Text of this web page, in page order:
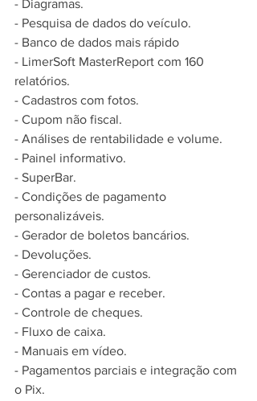
- Diagramas.
- Pesquisa de dados do veículo.
- Banco de dados mais rápido
- LimerSoft MasterReport com 160
relatórios.
- Cadastros com fotos.
- Cupom não fiscal.
- Análises de rentabilidade e volume.
- Painel informativo.
- SuperBar.
- Condições de pagamento
personalizáveis.
- Gerador de boletos bancários.
- Devoluções.
- Gerenciador de custos.
- Contas a pagar e receber.
- Controle de cheques.
- Fluxo de caixa.
- Manuais em vídeo.
- Pagamentos parciais e integração com
o Pix.